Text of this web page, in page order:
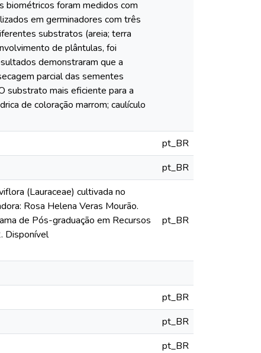
biométricos foram medidos com
em germinadores com três
substratos (areia; terra
de plântulas, foi
demonstraram que a
parcial das sementes
substrato mais eficiente para a
de coloração marrom; caulículo
pt_BR
pt_BR
(Lauraceae) cultivada no
Rosa Helena Veras Mourão.
de Pós-graduação em Recursos
Disponível
pt_BR
pt_BR
pt_BR
pt_BR